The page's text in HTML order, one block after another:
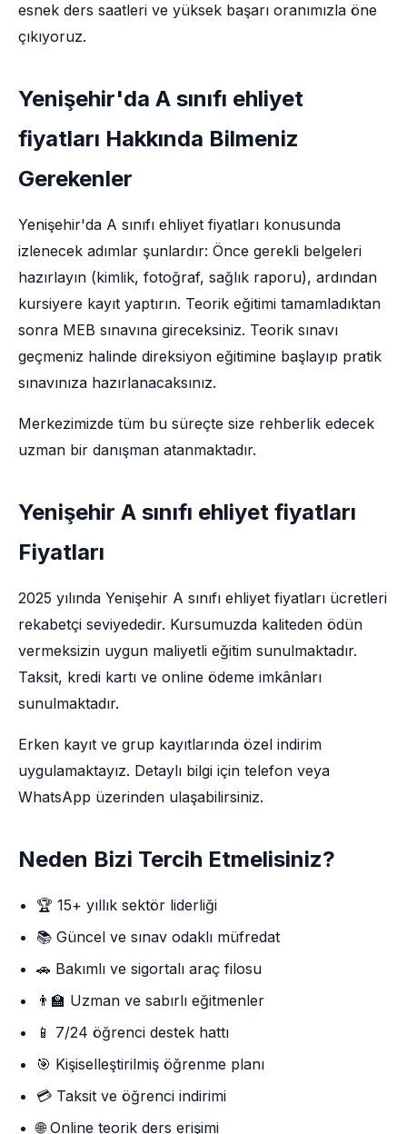
esnek ders saatleri ve yüksek başarı oranımızla öne
çıkıyoruz.
Yenişehir'da A sınıfı ehliyet
fiyatları Hakkında Bilmeniz
Gerekenler
Yenişehir'da A sınıfı ehliyet fiyatları konusunda
izlenecek adımlar şunlardır: Önce gerekli belgeleri
hazırlayın (kimlik, fotoğraf, sağlık raporu), ardından
kursiyere kayıt yaptırın. Teorik eğitimi tamamladıktan
sonra MEB sınavına gireceksiniz. Teorik sınavı
geçmeniz halinde direksiyon eğitimine başlayıp pratik
sınavınıza hazırlanacaksınız.
Merkezimizde tüm bu süreçte size rehberlik edecek
uzman bir danışman atanmaktadır.
Yenişehir A sınıfı ehliyet fiyatları
Fiyatları
2025 yılında Yenişehir A sınıfı ehliyet fiyatları ücretleri
rekabetçi seviyededir. Kursumuzda kaliteden ödün
vermeksizin uygun maliyetli eğitim sunulmaktadır.
Taksit, kredi kartı ve online ödeme imkânları
sunulmaktadır.
Erken kayıt ve grup kayıtlarında özel indirim
uygulamaktayız. Detaylı bilgi için telefon veya
WhatsApp üzerinden ulaşabilirsiniz.
Neden Bizi Tercih Etmelisiniz?
🏆 15+ yıllık sektör liderliği
📚 Güncel ve sınav odaklı müfredat
🚗 Bakımlı ve sigortalı araç filosu
👨‍🏫 Uzman ve sabırlı eğitmenler
📱 7/24 öğrenci destek hattı
🎯 Kişiselleştirilmiş öğrenme planı
💳 Taksit ve öğrenci indirimi
🌐 Online teorik ders erişimi